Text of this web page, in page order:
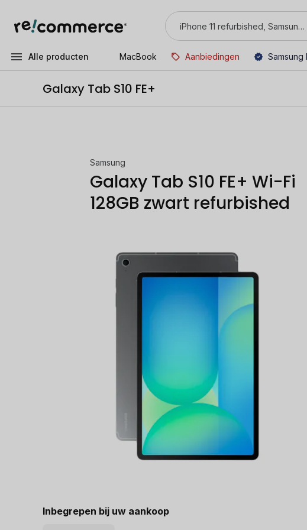
Alle producten MacBook Aanbiedingen Samsung
Galaxy Tab S10 FE+
Samsung
Galaxy Tab S10 FE+ Wi-Fi
128GB zwart refurbished
Inbegrepen bij uw aankoop